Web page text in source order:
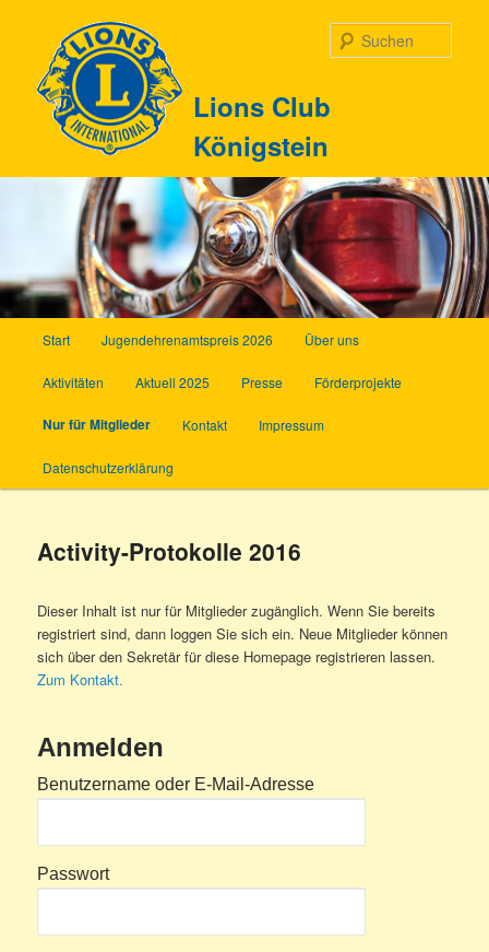
wechseln
Lions Club
Königstein
Start Jugendehrenamtspreis 2026 Über uns
Aktivitäten Aktuell 2025 Presse Förderprojekte
Nur für Mitglieder Kontakt Impressum
Datenschutzerklärung
Activity-Protokolle 2016
Dieser Inhalt ist nur für Mitglieder zugänglich. Wenn Sie bereits
registriert sind, dann loggen Sie sich ein. Neue Mitglieder können
sich über den Sekretär für diese Homepage registrieren lassen.
Zum Kontakt.
Anmelden
Benutzername oder E-Mail-Adresse
Passwort